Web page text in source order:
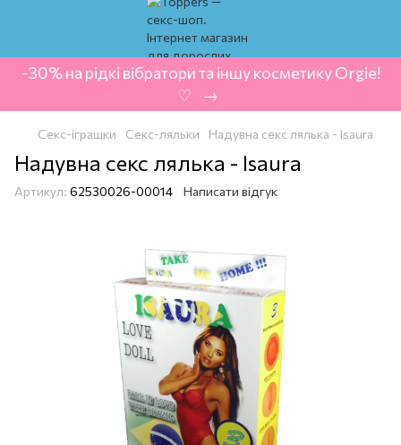
-30% на рідкі вібратори та іншу косметику Orgie!
‍ ♡ ‍ → ‍
Секс-іграшки Секс-ляльки Надувна секс лялька - Isaura
Надувна секс лялька - Isaura
Артикул: 62530026-00014 Написати відгук